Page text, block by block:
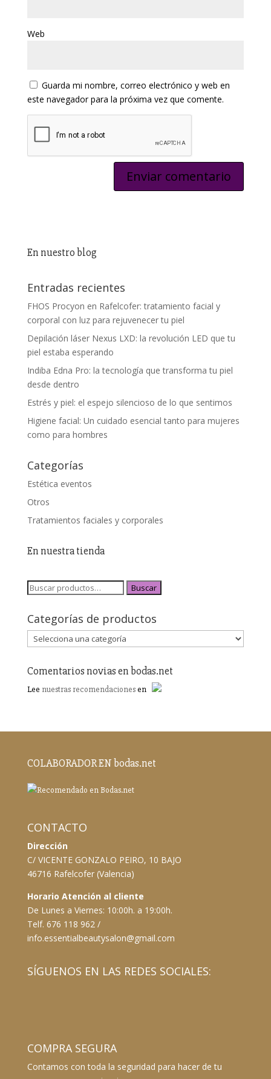
Web
Guarda mi nombre, correo electrónico y web en
este navegador para la próxima vez que comente.
En nuestro blog
Entradas recientes
FHOS Procyon en Rafelcofer: tratamiento facial y
corporal con luz para rejuvenecer tu piel
Depilación láser Nexus LXD: la revolución LED que tu
piel estaba esperando
Indiba Edna Pro: la tecnología que transforma tu piel
desde dentro
Estrés y piel: el espejo silencioso de lo que sentimos
Higiene facial: Un cuidado esencial tanto para mujeres
como para hombres
Categorías
Estética eventos
Otros
Tratamientos faciales y corporales
En nuestra tienda
Buscar
Categorías de productos
Comentarios novias en bodas.net
Lee nuestras recomendacionesen
COLABORADOR EN bodas.net
CONTACTO
Dirección
C/ VICENTE GONZALO PEIRO, 10 BAJO
46716 Rafelcofer (Valencia)
Horario Atención al cliente
De Lunes a Viernes: 10:00h. a 19:00h.
Telf. 676 118 962 /
info.essentialbeautysalon@gmail.com
SÍGUENOS EN LAS REDES SOCIALES:
COMPRA SEGURA
Contamos con toda la seguridad para hacer de tu